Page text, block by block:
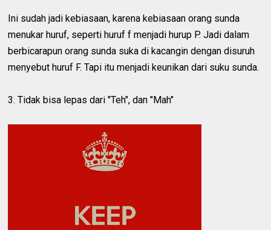
Ini sudah jadi kebiasaan, karena kebiasaan orang sunda
menukar huruf, seperti huruf f menjadi hurup P. Jadi dalam
berbicarapun orang sunda suka di kacangin dengan disuruh
menyebut huruf F. Tapi itu menjadi keunikan dari suku sunda.
3. Tidak bisa lepas dari "Teh", dan "Mah"